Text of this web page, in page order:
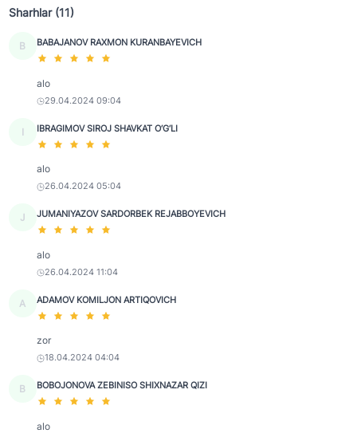
Sharhlar (11)
B BABAJANOV RAXMON KURANBAYEVICH
alo
29.04.2024 09:04
I IBRAGIMOV SIROJ SHAVKAT O‘G‘LI
alo
26.04.2024 05:04
J JUMANIYAZOV SARDORBEK REJABBOYEVICH
alo
26.04.2024 11:04
A ADAMOV KOMILJON ARTIQOVICH
zor
18.04.2024 04:04
B BOBOJONOVA ZEBINISO SHIXNAZAR QIZI
alo